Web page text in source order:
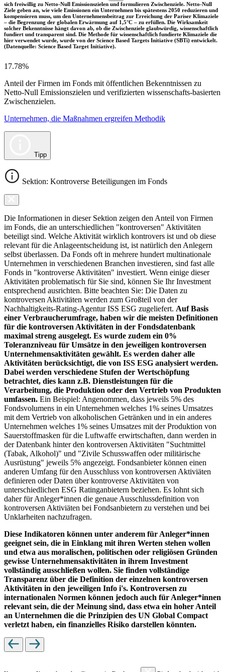
sich freiwillig zu Netto-Null Emissionszielen und formulieren Zwischenziele. Netto-Null
Ziele geben an, wie viele Emissionen ein Unternehmen bis spätestens 2050 reduzieren und
kompensieren muss, um den Unternehmensbeitrag zur Erreichung der Pariser Klimaziele
– die Begrenzung der globalen Erwärmung auf 1,5°C – zu erfüllen. Die Wirksamkeit
solcher Bekenntnisse hängt davon ab, ob die Zwischenziele glaubwürdig, wissenschaftlich
fundiert und transparent sind. Die Methode für wissenschaftlich fundierte Klimaziele die
hier verwendet wurde, wurde von der Science Based Targets Initiative (SBTi) entwickelt.
(Datenquelle: Science Based Target Initiative).
17.78%
Anteil der Firmen im Fonds mit öffentlichen Bekenntnissen zu
Netto-Null Emissionszielen und verifizierten wissenschafts-basierten
Zwischenzielen.
Unternehmen, die Maßnahmen ergreifen Methodik
Tipp
Sektion: Kontroverse Beteiligungen im Fonds
Die Informationen in dieser Sektion zeigen den Anteil von Firmen
im Fonds, die an unterschiedlichen "kontroversen" Aktivitäten
beteiligt sind. Welche Aktivität wirklich kontrovers ist und ob diese
relevant für die Anlageentscheidung ist, ist natürlich den Anlegern
selbst überlassen. Da Fonds oft in mehrere hundert multinationale
Unternehmen in verschiedenen Branchen investieren, sind fast alle
Fonds in "kontroverse Aktivitäten" investiert. Wenn einige dieser
Aktivitäten problematisch für Sie sind, können Sie Ihr Investment
entsprechend ausrichten. Bitte beachten Sie: Die Daten zu
kontroversen Aktivitäten werden zum Großteil von der
Nachhaltigkeits-Rating-Agentur ISS ESG zugeliefert. Auf Basis
einer Verbraucherumfrage, haben wir die meisten Definitionen
für die kontroversen Aktivitäten in der Fondsdatenbank
maximal streng ausgelegt. Es wurde zudem ein 0%
Toleranzniveau für Umsätze in den jeweiligen kontroversen
Unternehmensaktivitäten gewählt. Es werden daher alle
Aktivitäten berücksichtigt, die von ISS ESG analysiert werden.
Dabei werden verschiedene Stufen der Wertschöpfung
betrachtet, dies kann z.B. Dienstleistungen für die
Verarbeitung, die Produktion oder den Vertrieb von Produkten
umfassen. Ein Beispiel: Angenommen, dass jeweils 5% des
Fondsvolumens in ein Unternehmen welches 1% seines Umsatzes
mit dem Vertrieb von alkoholischen Getränken und in ein anderes
Unternehmen welches 1% seines Umsatzes mit der Produktion von
Sauerstoffmasken für die Luftwaffe erwirtschaften, dann werden in
der Datenbank hinter den kontroversen Aktivitäten "Suchtmittel
(Tabak, Alkohol)" und "Zivile Schusswaffen oder militärische
Ausrüstung" jeweils 5% angezeigt. Fondsanbieter können einen
anderen Umfang für den Ausschluss von kontroversen Aktiviäten
definieren oder Daten über kontroverse Aktivitäten von
unterschiedlichen ESG Ratinganbietern beziehen. Es lohnt sich
daher für Anleger*innen die genaue Ausschlussdefinition von
kontroversen Aktiviäten bei Fondsanbietern zu verstehen und bei
Unklarheiten nachzufragen.
Diese Indikatoren können unter anderem für Anleger*innen
geeignet sein, die in Einklang mit ihren Werten stehen wollen
und etwa aus moralischen, politischen oder religiösen Gründen
gewisse Unternehmensaktivitäten in ihrem Investment
vollständig ausschließen wollen. Sie finden vollständige
Transparenz über die Definition der einzelnen kontroversen
Aktivitäten in den jeweiligen Info i's. Kontroversen zu
internationalen Normen können jedoch auch für Anleger*innen
relevant sein, die der Meinung sind, dass etwa ein hoher Anteil
an Unternehmen die die Prinzipien des UN Global Compact
verletzt haben, ein finanzielles Risiko darstellen könnten.